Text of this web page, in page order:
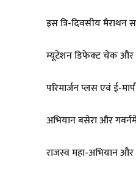
​इस त्रि-दिवसीय
​म्यूटेशन डिफेक्ट चेक
​परिमार्जन प्लस एवं ई-
​अभियान बसेरा और
​राजस्व महा-अभियान